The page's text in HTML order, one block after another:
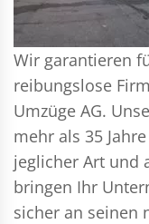
Wir garantieren
reibungslose
Umzüge AG.
mehr als 35
jeglicher Art und
bringen Ihr
sicher an seinen